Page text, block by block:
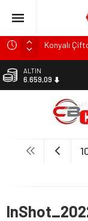
Konyalı
Konya’da
kaybeden
KULU’DA
YARALI
Hayatını
Başkan
ALTIN
6.659,09
13.779,39